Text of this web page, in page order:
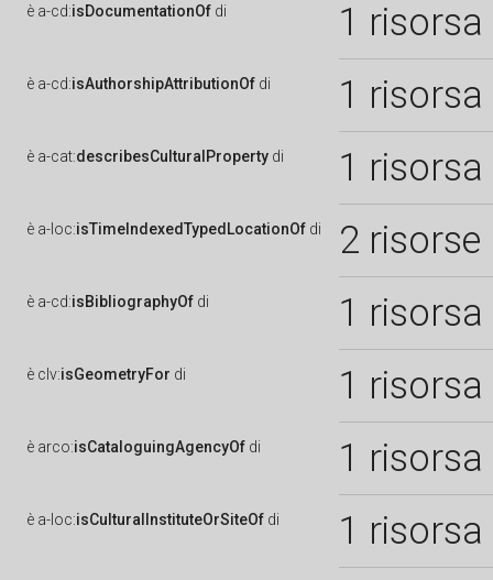
è a-cd:isDocumentationOf di 1 risorsa
è a-cd:isAuthorshipAttributionOf di 1 risorsa
è a-cat:describesCulturalProperty di 1 risorsa
è a-loc:isTimeIndexedTypedLocationOf di 2 risorse
è a-cd:isBibliographyOf di 1 risorsa
è clv:isGeometryFor di 1 risorsa
è arco:isCataloguingAgencyOf di 1 risorsa
è a-loc:isCulturalInstituteOrSiteOf di 1 risorsa